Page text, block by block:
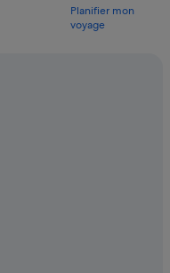
Planifier mon
voyage